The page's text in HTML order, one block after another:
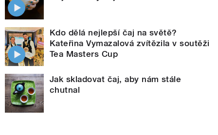
Kdo dělá nejlepší čaj na světě?
Kateřina Vymazalová zvítězila v soutěži
Tea Masters Cup
Jak skladovat čaj, aby nám stále
chutnal